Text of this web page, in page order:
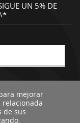
UN 5% DE
mejorar
de sus